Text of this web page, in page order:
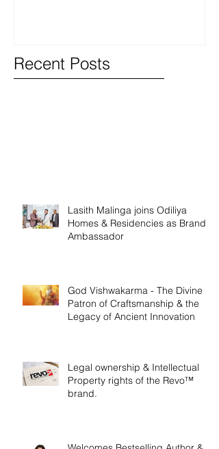
Recent Posts
Lasith Malinga joins Odiliya
Homes & Residencies as Brand
Ambassador
God Vishwakarma - The Divine
Patron of Craftsmanship & the
Legacy of Ancient Innovation
Legal ownership & Intellectual
Property rights of the Revo™
brand.